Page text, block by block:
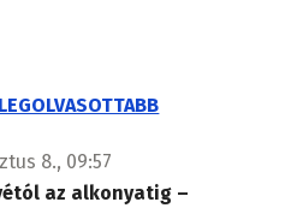
LEGOLVASOTTABB
8., 09:57
az alkonyatig –